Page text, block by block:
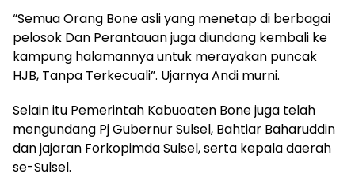
“Semua Orang Bone asli yang menetap di berbagai
pelosok Dan Perantauan juga diundang kembali ke
kampung halamannya untuk merayakan puncak
HJB, Tanpa Terkecuali”. Ujarnya Andi murni.
Selain itu Pemerintah Kabuoaten Bone juga telah
mengundang Pj Gubernur Sulsel, Bahtiar Baharuddin
dan jajaran Forkopimda Sulsel, serta kepala daerah
se-Sulsel.